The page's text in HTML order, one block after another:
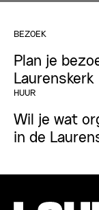
BEZOEK
Plan je
Laurenskerk
HUUR
Wil je wat
in de